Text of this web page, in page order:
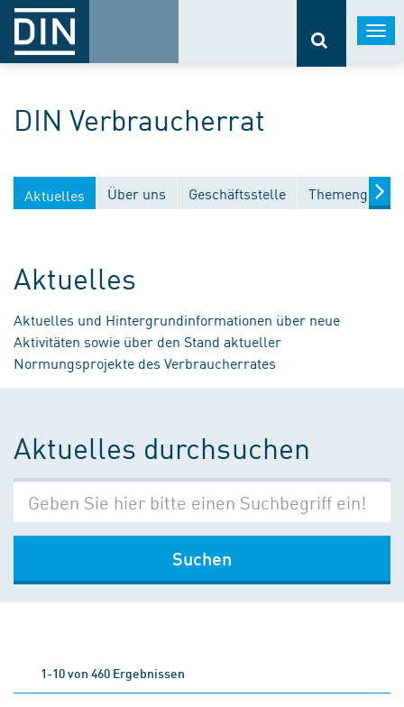
DIN Verbraucherrat
Aktuelles Über uns Geschäftsstelle
Aktuelles
Aktuelles und Hintergrundinformationen über neue
Aktivitäten sowie über den Stand aktueller
Normungsprojekte des Verbraucherrates
Aktuelles durchsuchen
Suchen
1-10 von 460 Ergebnissen